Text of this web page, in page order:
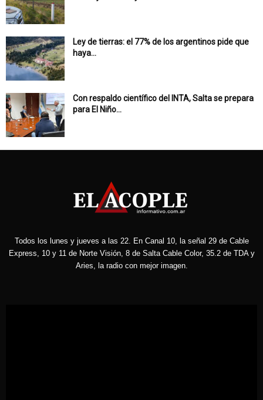
Ley de tierras: el 77% de los argentinos pide que
haya...
Con respaldo científico del INTA, Salta se prepara
para El Niño...
Todos los lunes y jueves a las 22. En Canal 10, la señal 29 de Cable
Express, 10 y 11 de Norte Visión, 8 de Salta Cable Color, 35.2 de TDA y
Aries, la radio con mejor imagen.